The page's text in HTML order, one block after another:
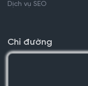
Dịch vụ SEO
Chỉ đường